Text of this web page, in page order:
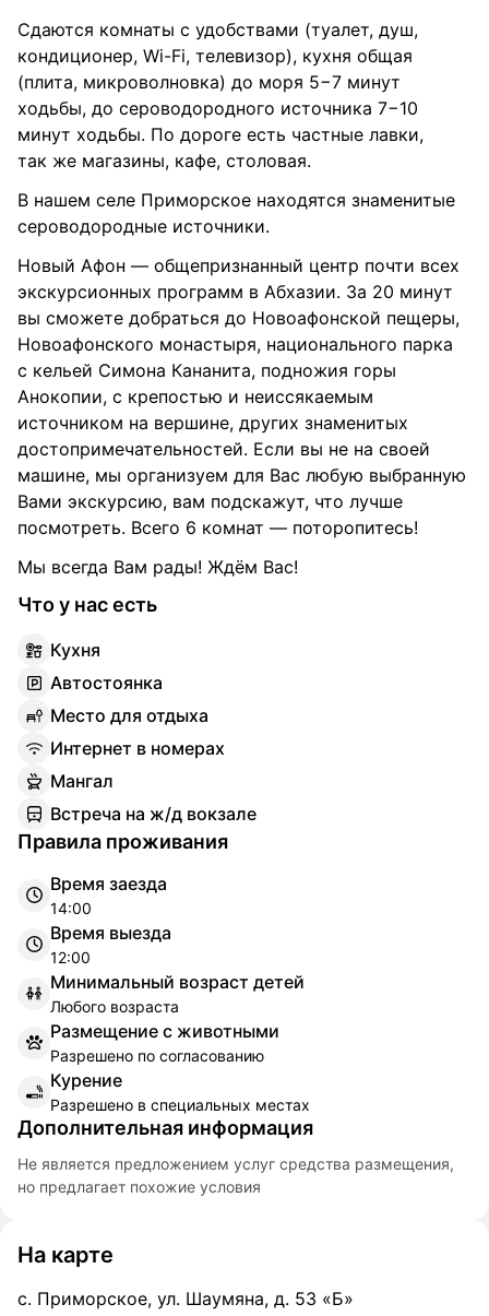
Сдаются комнаты с удобствами (туалет, душ,
кондиционер, Wi-Fi, телевизор), кухня общая
(плита, микроволновка) до моря 5−7 минут
ходьбы, до сероводородного источника 7−10
минут ходьбы. По дороге есть частные лавки,
так же магазины, кафе, столовая.
В нашем селе Приморское находятся знаменитые
сероводородные источники.
Новый Афон — общепризнанный центр почти всех
экскурсионных программ в Абхазии. За 20 минут
вы сможете добраться до Новоафонской пещеры,
Новоафонского монастыря, национального парка
с кельей Симона Кананита, подножия горы
Анокопии, с крепостью и неиссякаемым
источником на вершине, других знаменитых
достопримечательностей. Если вы не на своей
машине, мы организуем для Вас любую выбранную
Вами экскурсию, вам подскажут, что лучше
посмотреть. Всего 6 комнат — поторопитесь!
Мы всегда Вам рады! Ждём Вас!
Что у нас есть
Кухня
Автостоянка
Место для отдыха
Интернет в номерах
Мангал
Встреча на ж/д вокзале
Правила проживания
Время заезда
14:00
Время выезда
12:00
Минимальный возраст детей
Любого возраста
Размещение с животными
Разрешено по согласованию
Курение
Разрешено в специальных местах
Дополнительная информация
Не является предложением услуг средства размещения,
но предлагает похожие условия
На карте
с. Приморское, ул. Шаумяна, д. 53 «Б»